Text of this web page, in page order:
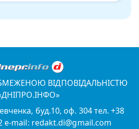
ВІДПОВІДАЛЬНІСТЮ
буд.10, оф. 304 тел. +38
e-mail: redakt.di@gmail.com